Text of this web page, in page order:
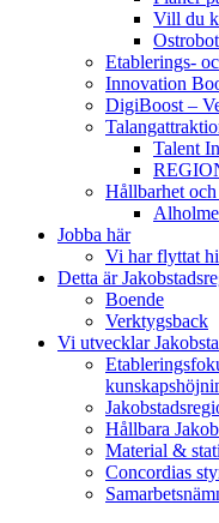
Vill du
Etablerings-
Innovation
DigiBoost –
Talent
Hållbarhet
Jobba här
Vi har flyttat
Detta är
Boende
Verktygsback
Vi utvecklar
Hållbara
Material &
Concordias